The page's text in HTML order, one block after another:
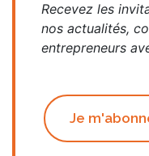
Recevez les
nos actualités,
entrepreneurs
Je